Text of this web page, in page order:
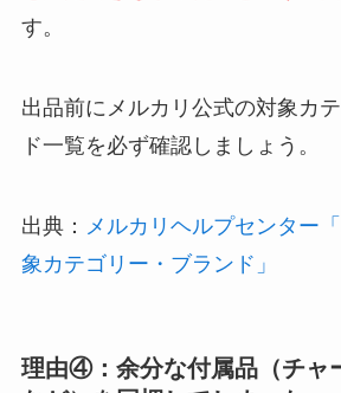
す。
出品前にメルカリ公式の対象カ
ド一覧を必ず確認しましょう。
出典： メルカリヘルプセンター
象カテゴリー・ブランド」
理由④：余分な付属品（チャ